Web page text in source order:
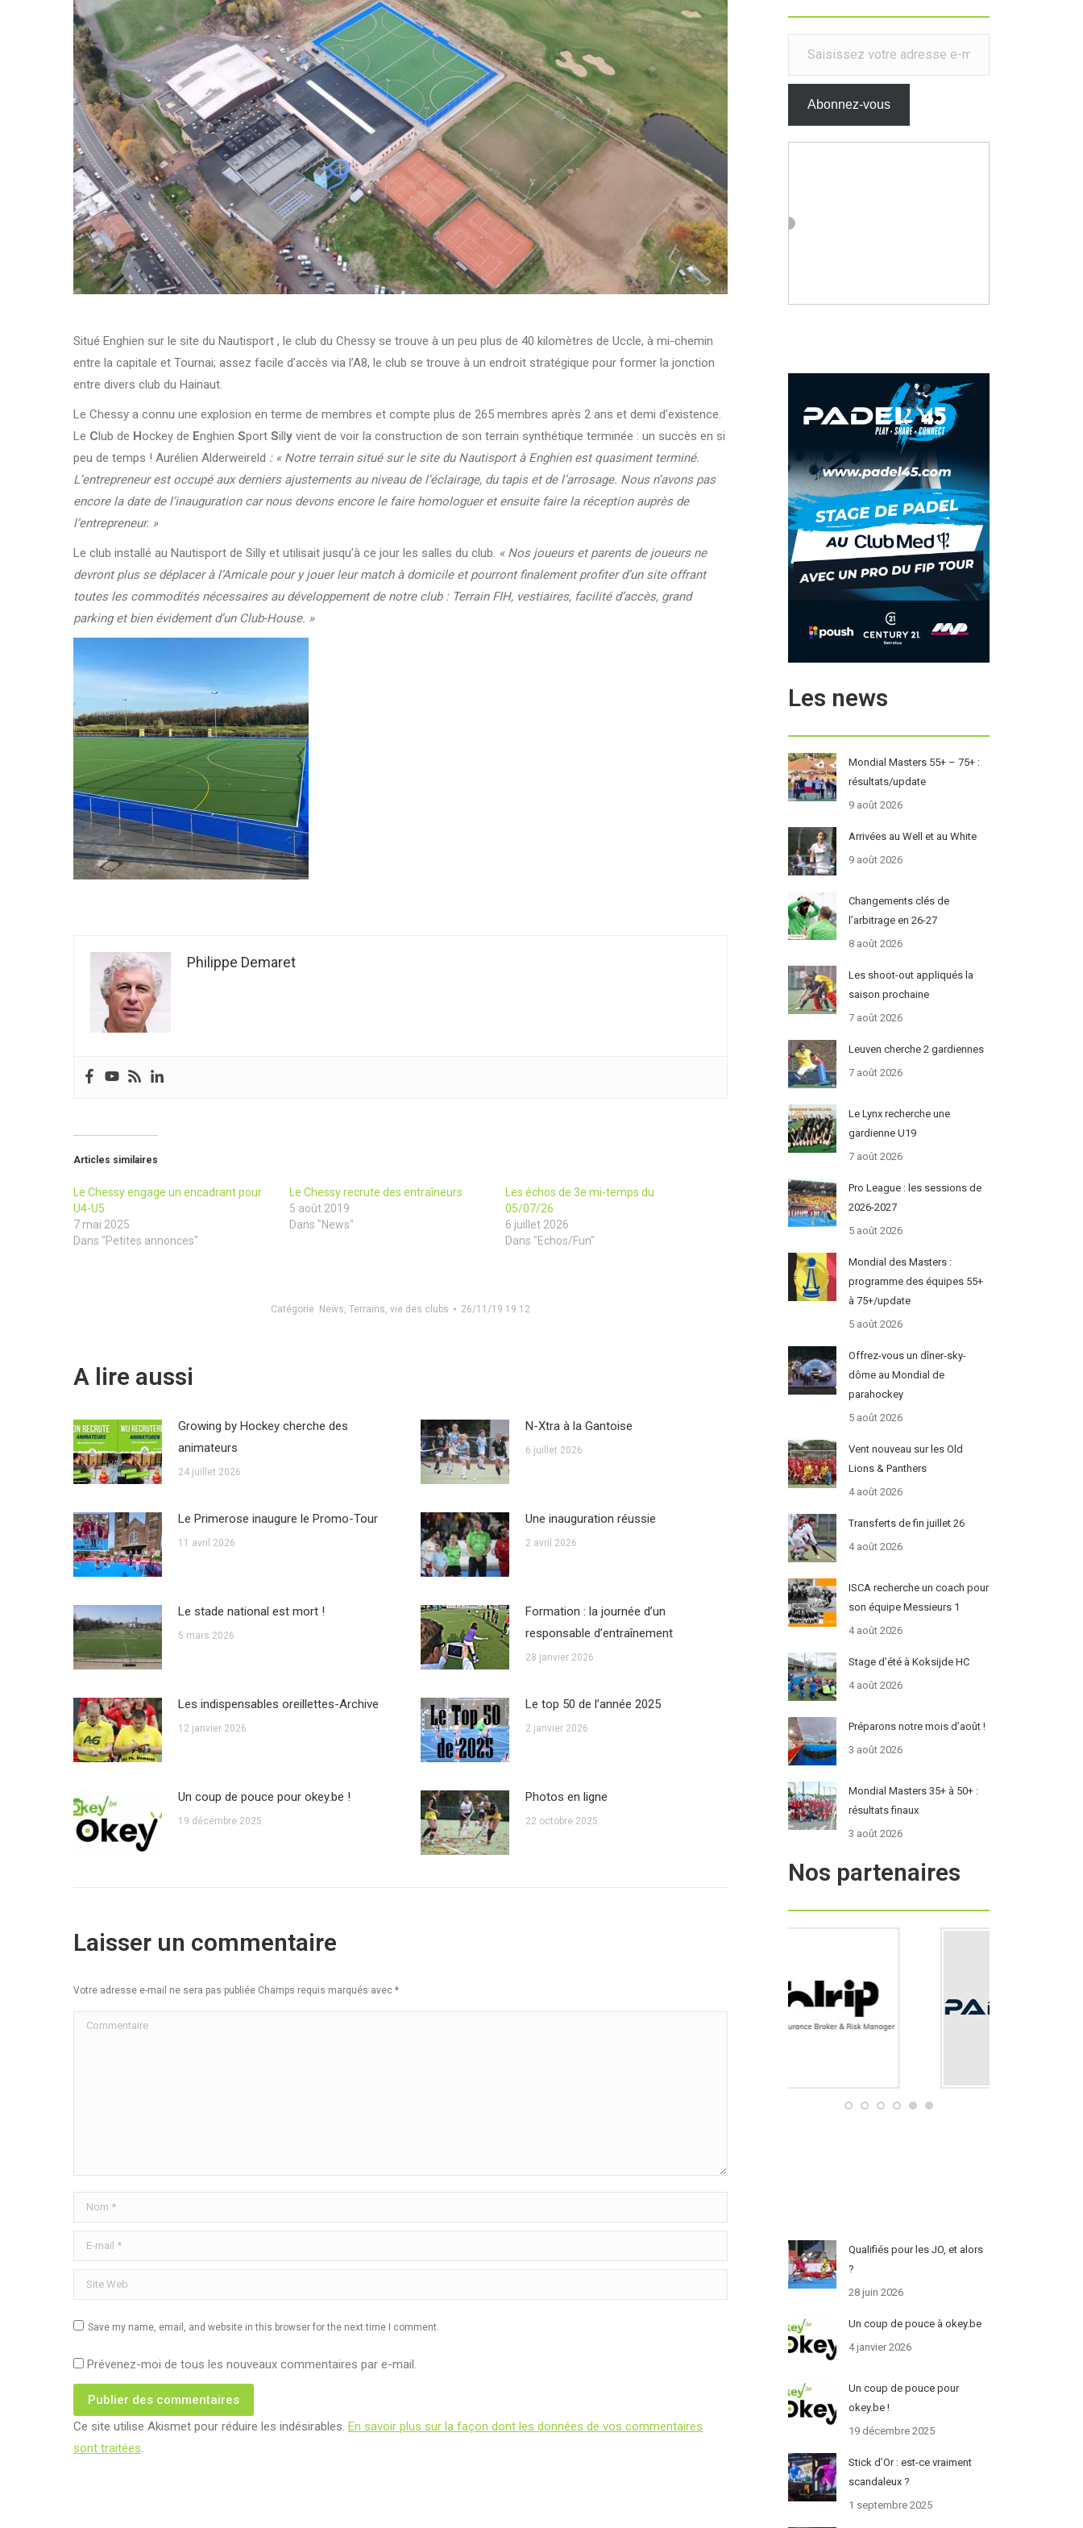
Situé Enghien sur le site du Nautisport , le club du Chessy se trouve à un peu plus de 40 kilomètres de Uccle, à mi-chemin
entre la capitale et Tournai; assez facile d’accès via l’A8, le club se trouve à un endroit stratégique pour former la jonction
entre divers club du Hainaut.
Le Chessy a connu une explosion en terme de membres et compte plus de 265 membres après 2 ans et demi d’existence.
Le Club de Hockey de Enghien Sport Silly vient de voir la construction de son terrain synthétique terminée : un succès en si
peu de temps ! Aurélien Alderweireld : « Notre terrain situé sur le site du Nautisport à Enghien est quasiment terminé.
L’entrepreneur est occupé aux derniers ajustements au niveau de l’éclairage, du tapis et de l’arrosage. Nous n’avons pas
encore la date de l’inauguration car nous devons encore le faire homologuer et ensuite faire la réception auprès de
l’entrepreneur. »
Le club installé au Nautisport de Silly et utilisait jusqu’à ce jour les salles du club. « Nos joueurs et parents de joueurs ne
devront plus se déplacer à l’Amicale pour y jouer leur match à domicile et pourront finalement profiter d’un site offrant
toutes les commodités nécessaires au développement de notre club : Terrain FIH, vestiaires, facilité d’accès, grand
parking et bien évidement d’un Club-House. »
Philippe Demaret
Articles similaires
Le Chessy engage un encadrant pour
U4-U5
7 mai 2025
Dans "Petites annonces"
Le Chessy recrute des entraîneurs
5 août 2019
Dans "News"
Les échos de 3e mi-temps du
05/07/26
6 juillet 2026
Dans "Echos/Fun"
Catégorie News Terrains vie des clubs 26/11/19 19:12
A lire aussi
Growing by Hockey cherche des
animateurs
24 juillet 2026
N-Xtra à la Gantoise
6 juillet 2026
Le Primerose inaugure le Promo-Tour
11 avril 2026
Une inauguration réussie
2 avril 2026
Le stade national est mort !
5 mars 2026
Formation : la journée d’un
responsable d’entraînement
28 janvier 2026
Les indispensables oreillettes-Archive
12 janvier 2026
Le top 50 de l’année 2025
2 janvier 2026
Un coup de pouce pour okey.be !
19 décembre 2025
Photos en ligne
22 octobre 2025
Laisser un commentaire
Votre adresse e-mail ne sera pas publiée Champs requis marqués avec *
Commentaire
Nom *
E-mail *
Site Web
Save my name, email, and website in this browser for the next time I comment.
Prévenez-moi de tous les nouveaux commentaires par e-mail.
Publier des commentaires
Ce site utilise Akismet pour réduire les indésirables. En savoir plus sur la façon dont les données de vos commentaires
sont traitées.
Saisissez votre adresse e-mail…
Abonnez-vous
Les news
Mondial Masters 55+ – 75+ :
résultats/update
9 août 2026
Arrivées au Well et au White
9 août 2026
Changements clés de
l’arbitrage en 26-27
8 août 2026
Les shoot-out appliqués la
saison prochaine
7 août 2026
Leuven cherche 2 gardiennes
7 août 2026
Le Lynx recherche une
gardienne U19
7 août 2026
Pro League : les sessions de
2026-2027
5 août 2026
Mondial des Masters :
programme des équipes 55+
à 75+/update
5 août 2026
Offrez-vous un dîner-sky-
dôme au Mondial de
parahockey
5 août 2026
Vent nouveau sur les Old
Lions & Panthers
4 août 2026
Transferts de fin juillet 26
4 août 2026
ISCA recherche un coach pour
son équipe Messieurs 1
4 août 2026
Stage d’été à Koksijde HC
4 août 2026
Préparons notre mois d’août !
3 août 2026
Mondial Masters 35+ à 50+ :
résultats finaux
3 août 2026
Nos partenaires
Qualifiés pour les JO, et alors
?
28 juin 2026
Un coup de pouce à okey.be
4 janvier 2026
Un coup de pouce pour
okey.be !
19 décembre 2025
Stick d’Or : est-ce vraiment
scandaleux ?
1 septembre 2025